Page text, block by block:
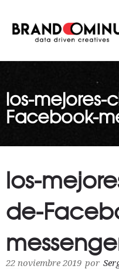
los-mejores-
Facebook-
los-
de-
22 noviembre 2019 por